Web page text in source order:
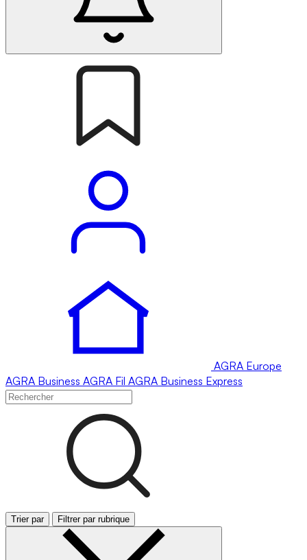
AGRA Europe
AGRA Business AGRA Fil AGRA Business Express
Trier par Filtrer par rubrique